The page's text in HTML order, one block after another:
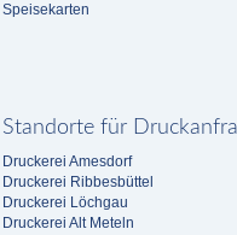
Speisekarten
Standorte für
Druckerei Amesdorf
Druckerei Ribbesbüttel
Druckerei Löchgau
Druckerei Alt Meteln